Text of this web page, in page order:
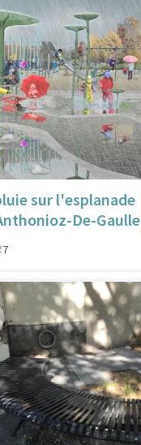
sur l'esplanade
De-Gaulle
7